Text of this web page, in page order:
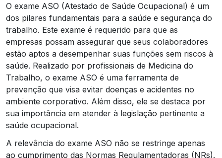
O exame ASO (Atestado de Saúde Ocupacional) é um
dos pilares fundamentais para a saúde e segurança do
trabalho. Este exame é requerido para que as
empresas possam assegurar que seus colaboradores
estão aptos a desempenhar suas funções sem riscos à
saúde. Realizado por profissionais de Medicina do
Trabalho, o exame ASO é uma ferramenta de
prevenção que visa evitar doenças e acidentes no
ambiente corporativo. Além disso, ele se destaca por
sua importância em atender à legislação pertinente a
saúde ocupacional.
A relevância do exame ASO não se restringe apenas
ao cumprimento das Normas Regulamentadoras (NRs).